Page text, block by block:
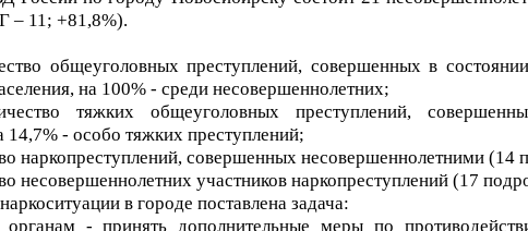
– 11; +81,8%).
общеуголовных преступлений, совершенных в состоянии
на 100% - среди несовершеннолетних;
тяжких общеуголовных преступлений,
14,7% - особо тяжких преступлений;
наркопреступлений, совершенных несовершеннолетними (14
несовершеннолетних участников наркопреступлений (17
в городе поставлена задача:
органам - принять дополнительные меры по